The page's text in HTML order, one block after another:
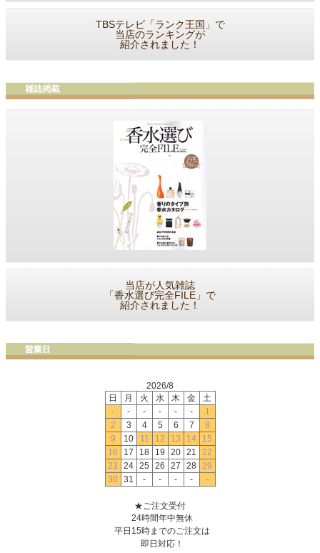
TBSテレビ「ランク王国」で
当店のランキングが
紹介されました！
当店が人気雑誌
「香水選び完全FILE」で
紹介されました！
2026/8
日
月 火 水 木 金
土
-
- - - - -
1
2
3 4 5 6 7
8
9
10 11 12 13 14
15
16
17 18 19 20 21
22
23
24 25 26 27 28 29
30
31 - - - - -
★ご注文受付
24時間年中無休
平日15時までのご注文は
即日対応！